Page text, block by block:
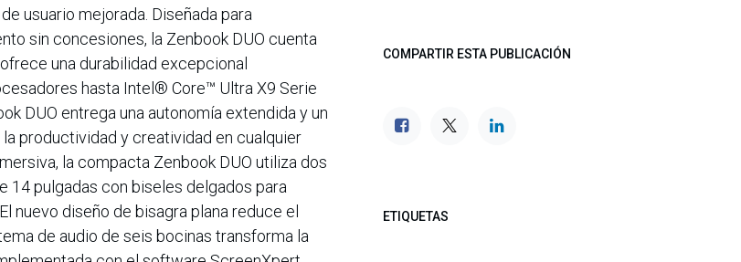
usuario mejorada. Diseñada para
sin concesiones, la Zenbook DUO cuenta
una durabilidad excepcional
hasta Intel® Core™ Ultra X9 Serie
DUO entrega una autonomía extendida y un
productividad y creatividad en cualquier
la compacta Zenbook DUO utiliza dos
14 pulgadas con biseles delgados para
nuevo diseño de bisagra plana reduce el
de audio de seis bocinas transforma la
COMPARTIR ESTA PUBLICACIÓN
ETIQUETAS